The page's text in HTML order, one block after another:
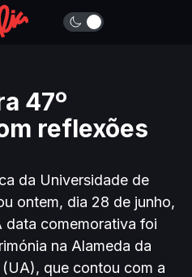
47º
reflexões
da Universidade de
ontem, dia 28 de junho,
data comemorativa foi
na Alameda da
que contou com a